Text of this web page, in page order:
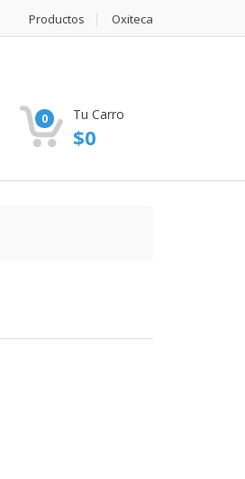
Productos Oxiteca
0 Tu Carro
$0